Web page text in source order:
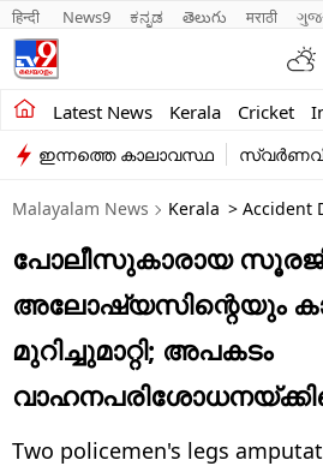
हिन्दी News9 ಕನ್ನಡ తెలుగు मराठी
Latest News Kerala Cricket
Kerala
India
Entertainment
Business
Education
Lifestyle
ഇന്നത്തെ കാലാവസ്ഥ
Malayalam News Kerala > Accident
പോലീസുകാരായ
അലോഷ്യസിന്റെയും
മുറിച്ചുമാറ്റി; അ‌പകടം
Two policemen's legs